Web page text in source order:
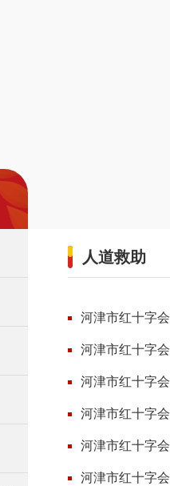
人道救助
河津市红十字
河津市红十字
河津市红十字
河津市红十字
河津市红十字
河津市红十字